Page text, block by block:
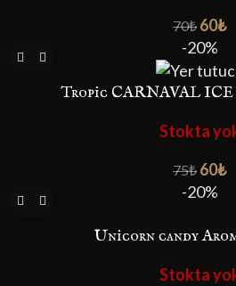
70₺ 60₺
-20%
Tropic CARNAVAL ICE
Stokta
75₺ 60₺
-20%
Unicorn candy
Stokta